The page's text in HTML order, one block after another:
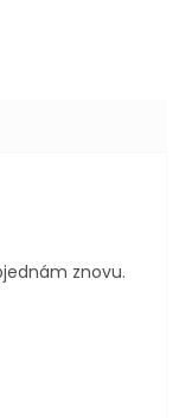
hvězdiček.
znovu.
hvězdiček.